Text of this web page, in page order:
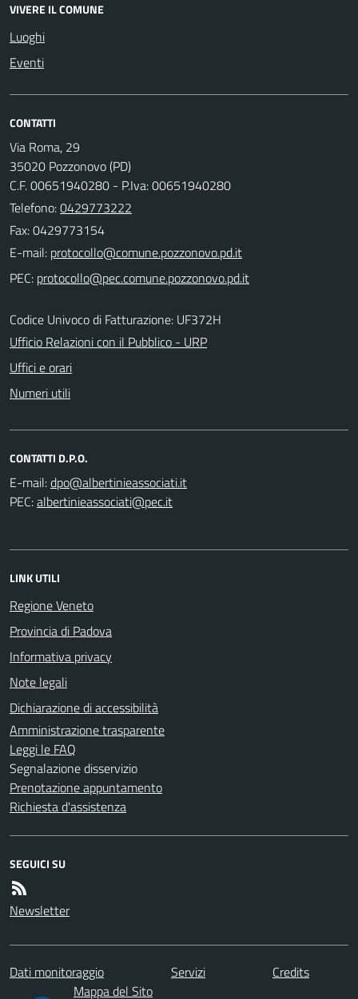
VIVERE IL COMUNE
Luoghi
Eventi
CONTATTI
Via Roma, 29
35020 Pozzonovo (PD)
C.F. 00651940280 - P.Iva: 00651940280
Telefono:0429773222
Fax: 0429773154
E-mail:
PEC:
Codice Univoco di Fatturazione: UF372H
Ufficio Relazioni con il Pubblico - URP
Uffici e orari
Numeri utili
CONTATTI D.P.O.
E-mail:
PEC:
LINK UTILI
Regione Veneto
Provincia di Padova
Informativa privacy
Note legali
Dichiarazione di accessibilità
Amministrazione trasparente
Leggi le FAQ
Segnalazione disservizio
Prenotazione appuntamento
Richiesta d'assistenza
SEGUICI SU
Newsletter
Dati monitoraggio Servizi
Credits
Mappa del Sito